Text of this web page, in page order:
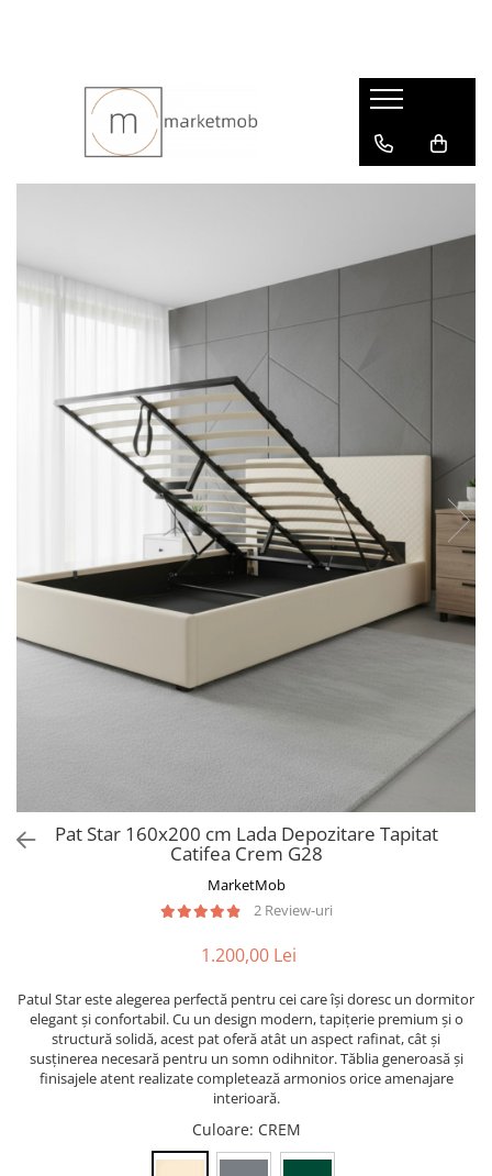
Pat Star 160x200 cm Lada Depozitare Tapitat
Catifea Crem G28
MarketMob
2 Review-uri
1.200,00 Lei
Patul Star este alegerea perfectă pentru cei care își doresc un dormitor
elegant și confortabil. Cu un design modern, tapițerie premium și o
structură solidă, acest pat oferă atât un aspect rafinat, cât și
susținerea necesară pentru un somn odihnitor. Tăblia generoasă și
finisajele atent realizate completează armonios orice amenajare
interioară.
Culoare: CREM